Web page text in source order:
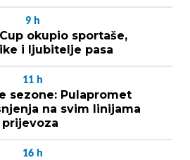
9 h
okupio sportaše,
i ljubitelje pasa
11 h
sezone: Pulapromet
na svim linijama
16 h